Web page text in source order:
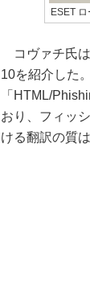
ESET
コヴァチ氏は
10を紹介した
「HTML/
おり、フィッ
ける翻訳の質